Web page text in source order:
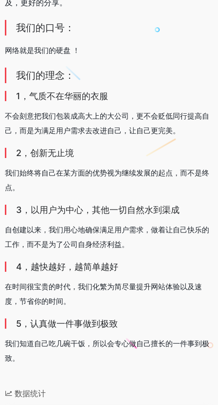
及，更好的分享。
我们的口号：
网络就是我们的硬盘 ！
我们的理念：
1，气质不在华丽的衣服
不会刻意把我们包装成高大上的大公司，更不会贬低同行提高自
己，而是为满足用户需求去改进自己，让自己更完美。
2，创新无止境
我们始终将自己在某方面的优势视为继续发展的起点，而不是终
点。
3，以用户为中心，其他一切自然水到渠成
自创建以来，我们用心地确保满足用户需求，做着让自己快乐的
工作，而不是为了公司自身经济利益。
4，越快越好，越简单越好
在时间很宝贵的时代，我们化繁为简尽量提升网站体验以及速
度，节省你的时间。
5，认真做一件事做到极致
我们知道自己吃几碗干饭，所以会专心做自己擅长的一件事到极
致。
数据统计